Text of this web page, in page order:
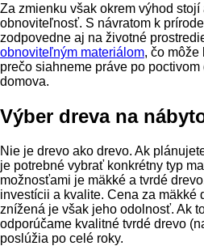
Za zmienku však okrem výhod
obnoviteľnosť. S návratom k
zodpovedne aj na životné
obnoviteľným materiálom, čo môže
prečo siahneme práve po
domova.
Výber dreva na
Nie je drevo ako drevo. Ak
je potrebné vybrať konkrétny typ
možnosťami je mäkké a tvrdé
investícii a kvalite. Cena za mäkké
znížená je však jeho odolnosť. Ak
odporúčame kvalitné tvrdé drevo
poslúžia po celé roky.